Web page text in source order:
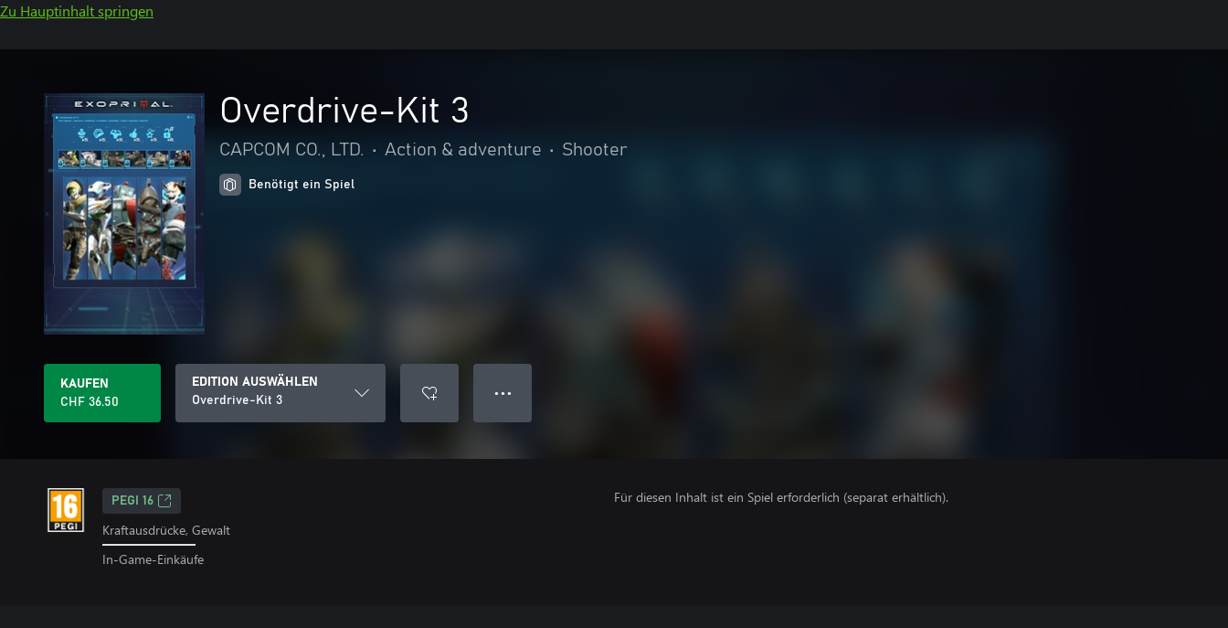
Zu Hauptinhalt springen
Overdrive-Kit 3
CAPCOM CO., LTD. • Action & adventure • Shooter
Benötigt ein Spiel
KAUFEN
CHF 36.50
EDITION AUSWÄHLEN
Overdrive-Kit 3
● ● ●
PEGI 16
Kraftausdrücke, Gewalt
In-Game-Einkäufe
Für diesen Inhalt ist ein Spiel erforderlich (separat erhältlich).